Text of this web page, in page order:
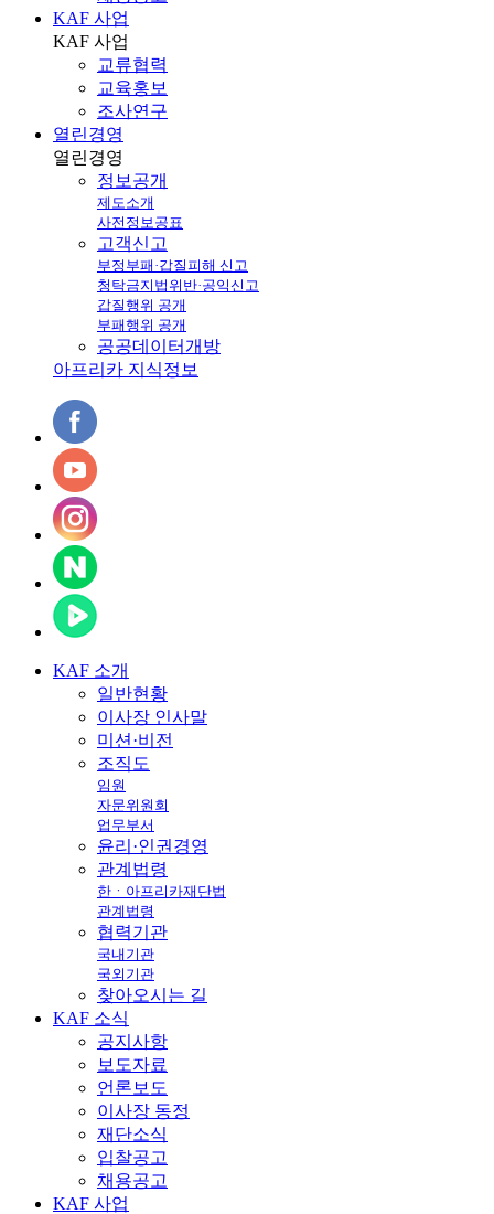
KAF 사업
KAF 사업
교류협력
교육홍보
조사연구
열린경영
열린경영
정보공개
제도소개
사전정보공표
고객신고
부정부패·갑질피해 신고
청탁금지법위반·공익신고
갑질행위 공개
부패행위 공개
공공데이터개방
아프리카 지식정보
KAF 소개
일반현황
이사장 인사말
미션·비전
조직도
임원
자문위원회
업무부서
윤리·인권경영
관계법령
한ㆍ아프리카재단법
관계법령
협력기관
국내기관
국외기관
찾아오시는 길
KAF 소식
공지사항
보도자료
언론보도
이사장 동정
재단소식
입찰공고
채용공고
KAF 사업